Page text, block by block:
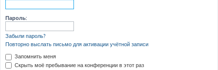
Пароль:
Забыли пароль?
Повторно выслать письмо для активации учётной записи
Запомнить меня
Скрыть моё пребывание на конференции в этот раз